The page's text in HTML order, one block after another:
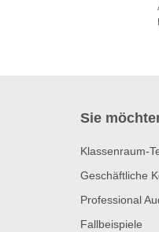
Sie
Klassenraum-
Geschäftliche
Professional
Fallbeispiele